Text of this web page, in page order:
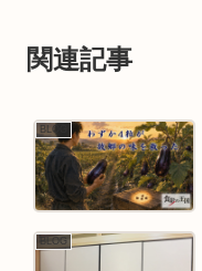
関連記事
BLOG
BLOG